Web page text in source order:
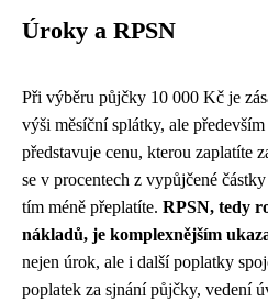
Úroky a RPSN
Při výběru půjčky 10 000 Kč je
výši měsíční splátky, ale
představuje cenu, kterou zaplatíte
se v procentech z vypůjčené
tím méně přeplatíte. RPSN, tedy
nákladů, je komplexnějším
nejen úrok, ale i další poplatky
poplatek za sjnání půjčky, vedení